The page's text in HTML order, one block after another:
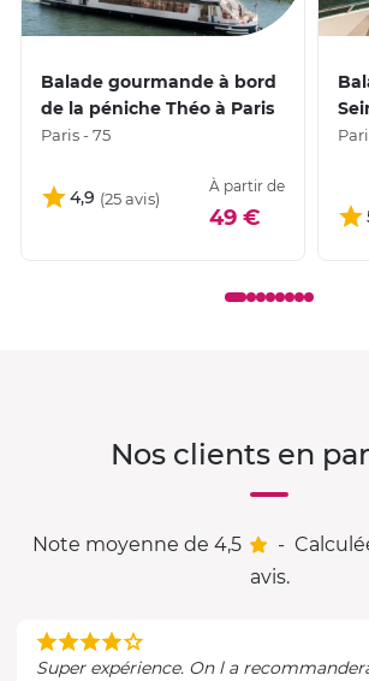
Balade gourmande à bord
de la péniche Théo à Paris
Paris - 75
4,9
À partir de
49 €
Nos clients en
Note moyenne de 4,5 -
avis.
Super expérience. On l a